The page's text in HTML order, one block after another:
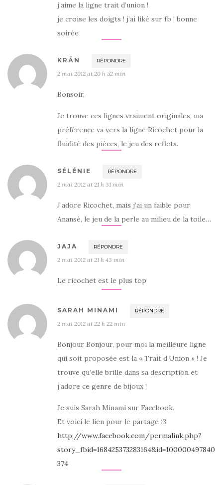
j’aime la ligne trait d’union !
je croise les doigts ! j’ai liké sur fb ! bonne
soirée
KRÄN RÉPONDRE
2 mai 2012 at 20 h 52 min
Bonsoir,
Je trouve ces lignes vraiment originales, ma
préférence va vers la ligne Ricochet pour la
fluidité des pièces, le jeu des reflets.
SÉLÉNIE RÉPONDRE
2 mai 2012 at 21 h 31 min
J’adore Ricochet, mais j’ai un faible pour
Anansé, le jeu de la perle au milieu de la toile…
JAJA RÉPONDRE
2 mai 2012 at 21 h 43 min
Le ricochet est le plus top
SARAH MINAMI RÉPONDRE
2 mai 2012 at 22 h 22 min
Bonjour Bonjour, pour moi la meilleure ligne
qui soit proposée est la « Trait d’Union » ! Je
trouve qu’elle brille dans sa description et
j’adore ce genre de bijoux !
Je suis Sarah Minami sur Facebook.
Et voici le lien pour le partage :3
http://www.facebook.com/permalink.php?
story_fbid=168425373283164&id=100000497840
374